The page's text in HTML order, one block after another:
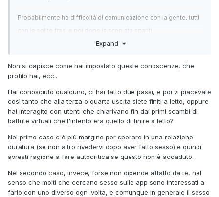
Probabilmente ho difficoltà di comunicazione con la gente, tutti
con le solite frasi e poi dopo la scop.ata spariti.
Expand
Non si capisce come hai impostato queste conoscenze, che
profilo hai, ecc..
Hai conosciuto qualcuno, ci hai fatto due passi, e poi vi piacevate
così tanto che alla terza o quarta uscita siete finiti a letto, oppure
hai interagito con utenti che chiarivano fin dai primi scambi di
battute virtuali che l'intento era quello di finire a letto?
Nel primo caso c'è più margine per sperare in una relazione
duratura (se non altro rivedervi dopo aver fatto sesso) e quindi
avresti ragione a fare autocritica se questo non è accaduto.
Nel secondo caso, invece, forse non dipende affatto da te, nel
senso che molti che cercano sesso sulle app sono interessati a
farlo con uno diverso ogni volta, e comunque in generale il sesso